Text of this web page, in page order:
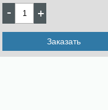
Заказать